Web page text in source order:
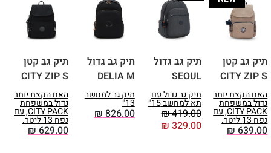
ומראה שונה מהתמונה, אך הצבע
תמיד היה תואם לתיק.
תיק גב קטן
CITY ZIP S
האח הקצת יותר
גדול במשפחת
CITY PACK, עם
נפח 13 ליטר.
₪639.00
תיק גב גדול
SEOUL
תיק גב גדול עם
תא למחשב 15"
₪419.00
₪ 329.00
תיק גב גדול
DELIA M
תיק גב למחשב
13"
₪826.00
תיק גב קטן
CITY ZIP S
האח הקצת יותר
גדול במשפחת
CITY PACK, עם
נפח 13 ליטר.
₪629.00